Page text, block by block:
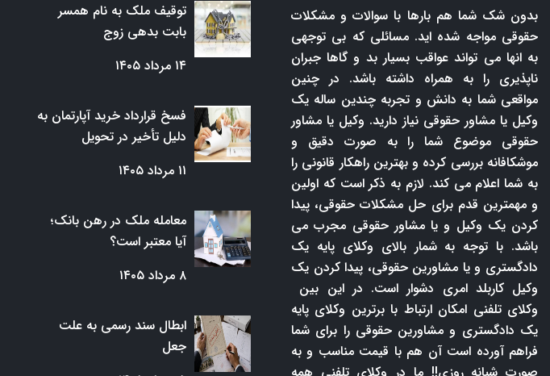
بدون شک شما هم بارها با سوالات و مشکلات
حقوقی مواجه شده اید. مسائلی که بی توجهی
به انها می تواند عواقب بسیار بد و گاها جبران
ناپذیری را به همراه داشته باشد. در چنین
مواقعی شما به دانش و تجربه چندین ساله یک
وکیل یا مشاور حقوقی نیاز دارید. وکیل یا مشاور
حقوقی موضوع شما را به صورت دقیق و
موشکافانه بررسی کرده و بهترین راهکار قانونی را
به شما اعلام می کند. لازم به ذکر است که اولین
و مهمترین قدم برای حل مشکلات حقوقی، پیدا
کردن یک وکیل و یا مشاور حقوقی مجرب می
باشد. با توجه به شمار بالای وکلای پایه یک
دادگستری و یا مشاورین حقوقی، پیدا کردن یک
وکیل کاربلد امری دشوار است. در این بین
وکلای تلفنی امکان ارتباط با برترین وکلای پایه
یک دادگستری و مشاورین حقوقی را برای شما
فراهم آورده است آن هم با قیمت مناسب و به
توقیف ملک به نام همسر
بابت بدهی زوج
۱۴ مرداد ۱۴۰۵
فسخ قرارداد خرید آپارتمان به
دلیل تأخیر در تحویل
۱۱ مرداد ۱۴۰۵
معامله ملک در رهن بانک؛
آیا معتبر است؟
۸ مرداد ۱۴۰۵
ابطال سند رسمی به علت
جعل